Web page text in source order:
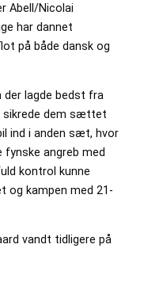
Abell/Nicolai
har dannet
på både dansk og
lagde bedst fra
sikrede dem sættet
ind i anden sæt, hvor
fynske angreb med
kontrol kunne
og kampen med 21-
vandt tidligere på